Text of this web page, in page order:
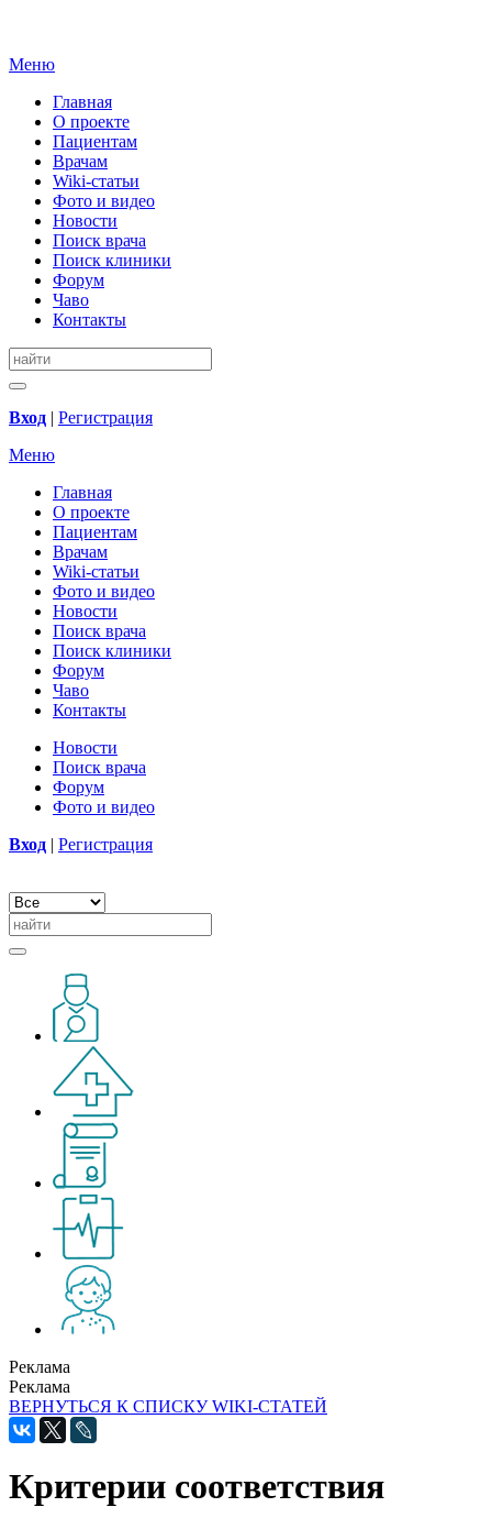
Меню
Главная
О проекте
Пациентам
Врачам
Wiki-статьи
Фото и видео
Новости
Поиск врача
Поиск клиники
Форум
Чаво
Контакты
Вход | Регистрация
Меню
Главная
О проекте
Пациентам
Врачам
Wiki-статьи
Фото и видео
Новости
Поиск врача
Поиск клиники
Форум
Чаво
Контакты
Новости
Поиск врача
Форум
Фото и видео
Вход | Регистрация
Реклама
Реклама
ВЕРНУТЬСЯ К СПИСКУ WIKI-СТАТЕЙ
Критерии соответствия